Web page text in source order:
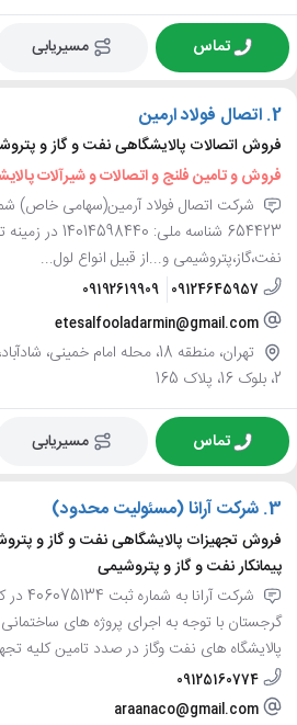
تماس مسیریابی
2. اتصال فولاد ارمین
فروش اتصالات پالایشگاهی نفت و گاز و
فروش و تامین فلنج و اتصالات و شیرآلات
شرکت اتصال فولاد آرمین(سهامی خاص)
654423 شناسه
نفت،گاز،پتروشیمی و...از قبیل انواع لول...
09124645957
09192619909
etesalfooladarmin@gmail.com
تهران، منطقه 18، محله امام
2، بلوک 16، پلاک 165
تماس مسیریابی
3. شرکت آرانا (مسئولیت محدود)
فروش تجهیزات پالایشگاهی نفت و گاز و
پیمانکار نفت و گاز و پتروشیمی
شرکت آرانا به
گرجستان با توجه به اجرای پروژه های
پالایشگاه های نفت وگاز در صدد تامین کلیه
09125160774
araanaco@gmail.com